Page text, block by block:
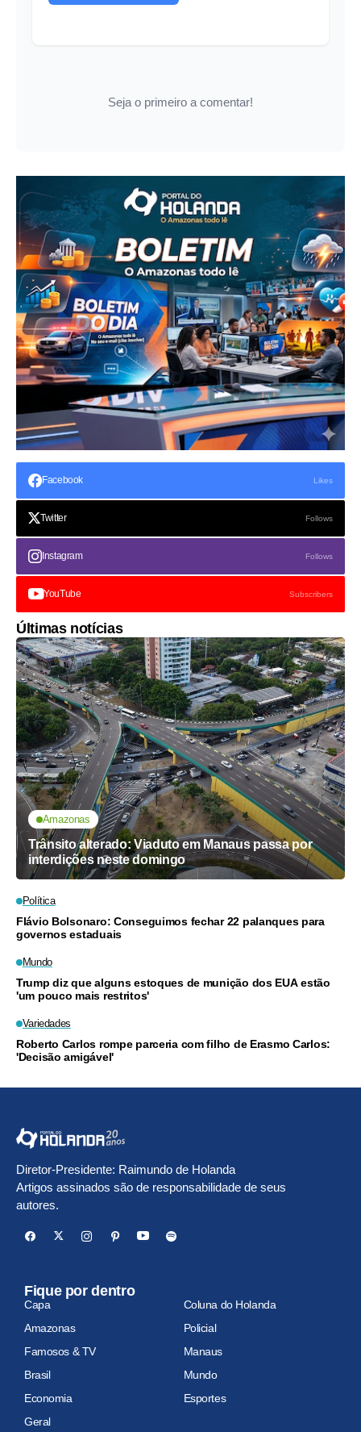
Seja o primeiro a comentar!
Facebook Likes
Twitter Follows
Instagram Follows
YouTube Subscribers
Últimas notícias
Amazonas
Trânsito alterado: Viaduto em Manaus passa por
interdições neste domingo
Política
Flávio Bolsonaro: Conseguimos fechar 22 palanques para
governos estaduais
Mundo
Trump diz que alguns estoques de munição dos EUA estão
'um pouco mais restritos'
Variedades
Roberto Carlos rompe parceria com filho de Erasmo Carlos:
'Decisão amigável'
Diretor-Presidente: Raimundo de Holanda
Artigos assinados são de responsabilidade de seus
autores.
Fique por dentro
Capa
Coluna do Holanda
Amazonas
Policial
Famosos & TV
Manaus
Brasil
Mundo
Economia
Esportes
Geral